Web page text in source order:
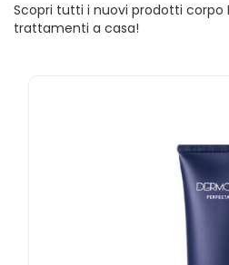
Scopri tutti i nuovi prodotti corpo
trattamenti a casa!